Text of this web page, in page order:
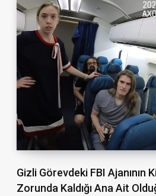
Gizli Görevdeki FBI Ajanının
Zorunda Kaldığı Ana Ait